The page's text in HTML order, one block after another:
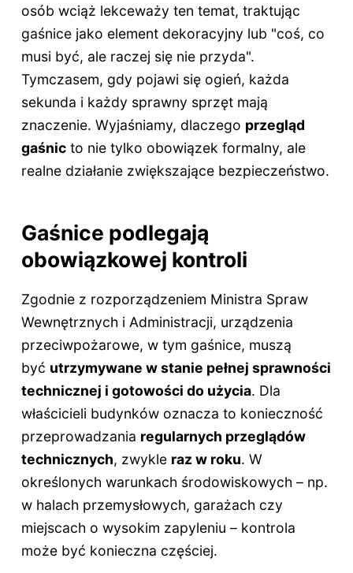
osób wciąż lekceważy ten temat, traktując
gaśnice jako element dekoracyjny lub "coś, co
musi być, ale raczej się nie przyda".
Tymczasem, gdy pojawi się ogień, każda
sekunda i każdy sprawny sprzęt mają
znaczenie. Wyjaśniamy, dlaczego przegląd
gaśnicto nie tylko obowiązek formalny, ale
realne działanie zwiększające bezpieczeństwo.
Gaśnice podlegają
obowiązkowej kontroli
Zgodnie z rozporządzeniem Ministra Spraw
Wewnętrznych i Administracji, urządzenia
przeciwpożarowe, w tym gaśnice, muszą
być utrzymywane w stanie pełnej sprawności
technicznej i gotowości do użycia. Dla
właścicieli budynków oznacza to konieczność
przeprowadzania regularnych przeglądów
technicznych, zwykle raz w roku. W
określonych warunkach środowiskowych – np.
w halach przemysłowych, garażach czy
miejscach o wysokim zapyleniu – kontrola
może być konieczna częściej.